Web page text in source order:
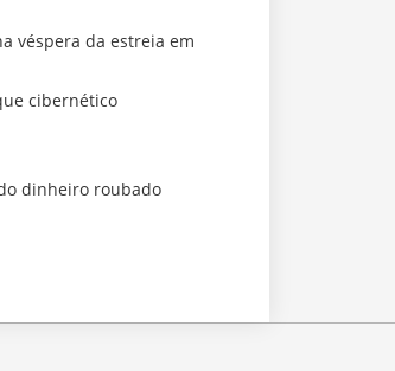
véspera da estreia em
cibernético
dinheiro roubado